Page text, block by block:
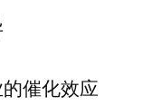
催化效应